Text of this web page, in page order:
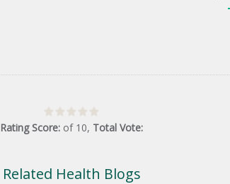
Rating Score: of 10, Total Vote:
Related Health Blogs